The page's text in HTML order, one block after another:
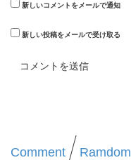
新しいコメントをメールで通知
新しい投稿をメールで受け取る
Comment Ramdom